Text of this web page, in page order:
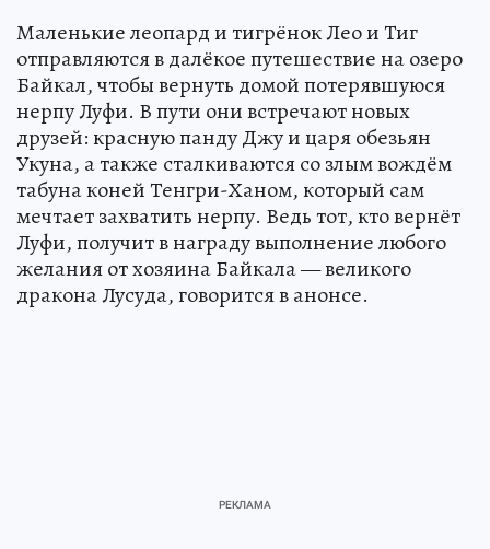
Маленькие леопард и тигрёнок Лео и Тиг
отправляются в далёкое путешествие на озеро
Байкал, чтобы вернуть домой потерявшуюся
нерпу Луфи. В пути они встречают новых
друзей: красную панду Джу и царя обезьян
Укуна, а также сталкиваются со злым вождём
табуна коней Тенгри-Ханом, который сам
мечтает захватить нерпу. Ведь тот, кто вернёт
Луфи, получит в награду выполнение любого
желания от хозяина Байкала — великого
дракона Лусуда, говорится в анонсе.